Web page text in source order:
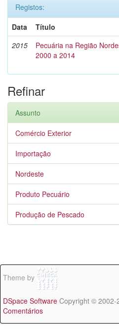
Registos:
Data
Título
2015
Pecuária na Região
2000 a 2014
Refinar
Assunto
Comércio Exterior
Importação
Nordeste
Produto Pecuário
Produção de Pescado
Theme by
DSpace Software Copyright ©
Comentários